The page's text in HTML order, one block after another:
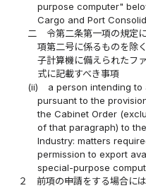
purpose computer"
Cargo and Port
二
令第二条第一項の規定
項第二号に係るものを除
子計算機に備えられたフ
式に記載すべき事項
(ii)
a person intending
pursuant to the
the Cabinet Order
of that paragraph) to
Industry: matters
permission to export
special-purpose
２
前項の申請をする場合に